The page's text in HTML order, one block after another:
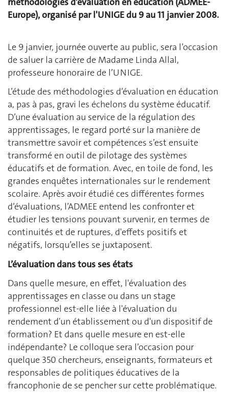
Europe), organisé par l'UNIGE du 9 au 11 janvier 2008.
Le 9 janvier, journée ouverte au public, sera l’occasion
de saluer la carrière de Madame Linda Allal,
professeure honoraire de l’UNIGE.
L’étude des méthodologies d’évaluation en éducation
a, pas à pas, gravi les échelons du système éducatif.
D’une évaluation au service de la régulation des
apprentissages, le regard porté sur la manière de
transmettre savoir et compétences s’est ensuite
transformé en outil de pilotage des systèmes
éducatifs et de formation. Avec, en toile de fond, les
grandes enquêtes internationales sur le rendement
scolaire. Après avoir étudié ces différentes formes
d’évaluations, l’ADMEE entend les confronter et
étudier les tensions pouvant survenir, en termes de
continuités et de ruptures, d'effets positifs et
négatifs, lorsqu’elles se juxtaposent.
L’évaluation dans tous ses états
Dans quelle mesure, en effet, l'évaluation des
apprentissages en classe ou dans un stage
professionnel est-elle liée à l'évaluation du
rendement d'un établissement ou d'un dispositif de
formation? Et dans quelle mesure en est-elle
indépendante? Le colloque sera l’occasion pour
quelque 350 chercheurs, enseignants, formateurs et
responsables de politiques éducatives de la
francophonie de se pencher sur cette problématique.